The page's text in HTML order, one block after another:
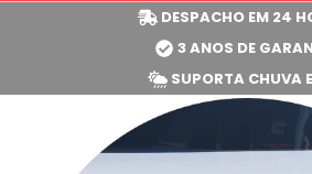
DESPACHO EM 24
3 ANOS DE
SUPORTA CHUVA